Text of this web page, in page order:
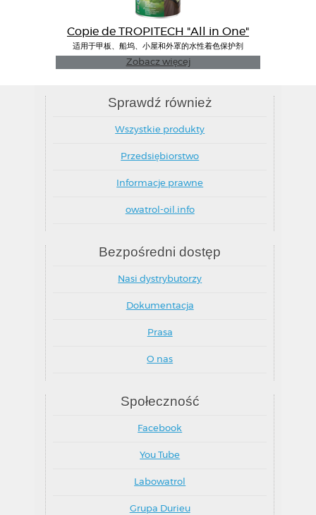
Copie de TROPITECH "All in One"
适用于甲板、船坞、小屋和外罩的水性着色保护剂
Zobacz więcej
Sprawdź również
Wszystkie produkty
Przedsiębiorstwo
Informacje prawne
owatrol-oil.info
Bezpośredni dostęp
Nasi dystrybutorzy
Dokumentacja
Prasa
O nas
Społeczność
Facebook
You Tube
Labowatrol
Grupa Durieu